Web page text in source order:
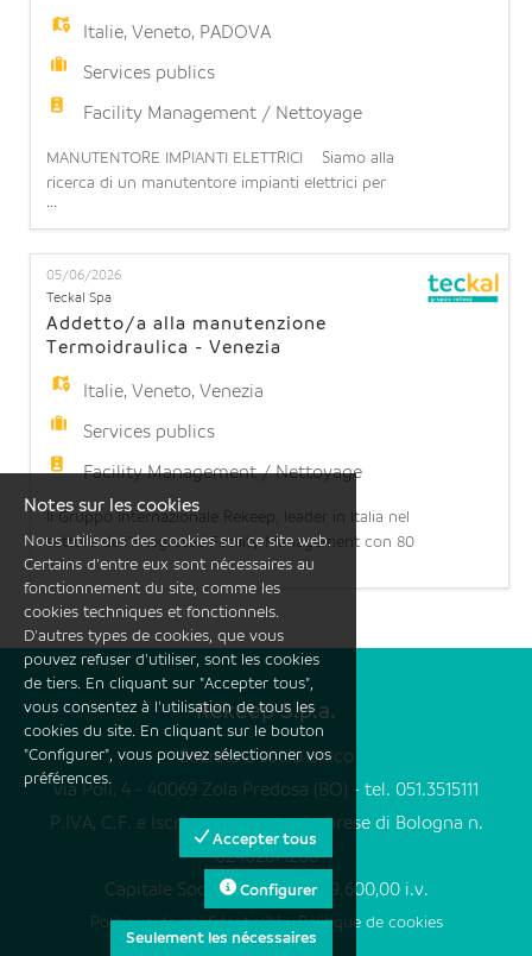
PT
Italie,Veneto, PADOVA
Services publics
Facility Management / Nettoyage
MANUTENTORE IMPIANTI ELETTRICI Siamo alla
ricerca di un manutentore impianti elettrici per
potenziamento team operativo presso il CED di
PADOVA (PD) La risorsa dovrà assicurare il corretto
funzionamento degli impianti elettrici, eseguendo
le attività di manutenzione ordinaria e
straordinaria di impianti elettrici e apparecchiature
elettroniche
...
05/06/2026
Teckal Spa
Addetto/a alla manutenzione
Termoidraulica - Venezia
Italie,Veneto,Venezia
Services publics
Facility Management / Nettoyage
Il Gruppo Internazionale Rekeep, leader in Italia nel
settore dell'Integrated Facility Management con 80
anni di esperienza, 28.000 dipendenti e oltre 1
miliardo di fatturato, ha l'opportunità di inserire
all'interno di una Società del Gruppo un/a
addetto/a alla manutenzione Termotecnica.
Requisiti richiesti: - Preferibile se in posse
...
Rekeep S.p.a.
Società a socio unico
via Poli, 4 - 40069 Zola Predosa (BO) - tel. 051.3515111
P.IVA, C.F. e Iscrizione registro Imprese di Bologna n.
02402671206
Capitale Sociale Euro 109.149.600,00 i.v.
Politique de confidentialité-Politique de cookies
Notes sur les cookies
Nous utilisons des cookies sur ce site web.
Certains d'entre eux sont nécessaires au
fonctionnement du site, comme les
cookies techniques et fonctionnels.
D'autres types de cookies, que vous
pouvez refuser d'utiliser, sont les cookies
de tiers. En cliquant sur "Accepter tous",
vous consentez à l'utilisation de tous les
cookies du site. En cliquant sur le bouton
"Configurer", vous pouvez sélectionner vos
préférences.
Accepter tous
Configurer
Seulement les nécessaires